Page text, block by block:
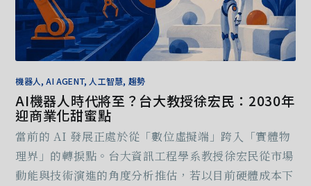
機器人, AI AGENT, 人工智慧, 趨勢
AI機器人時代將至？台大教授徐宏民：2030年
迎商業化甜蜜點
當前的 AI 發展正處於從「數位虛擬端」跨入「實體物
理界」的轉捩點。台大資訊工程學系教授徐宏民從市場
動能與技術演進的角度分析推估，若以目前硬體成本下